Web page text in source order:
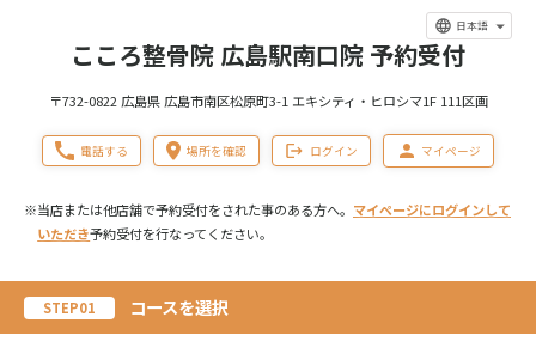
日本語
こころ整骨院 広島駅南口院 予約受付
〒732-0822 広島県 広島市南区松原町3-1 エキシティ・ヒロシマ1F 111区画
電話する 場所を確認 ログイン マイページ
※当店または他店舗で予約受付をされた事のある方へ。 マイページにログインして
いただき予約受付を行なってください。
STEP01 コースを選択